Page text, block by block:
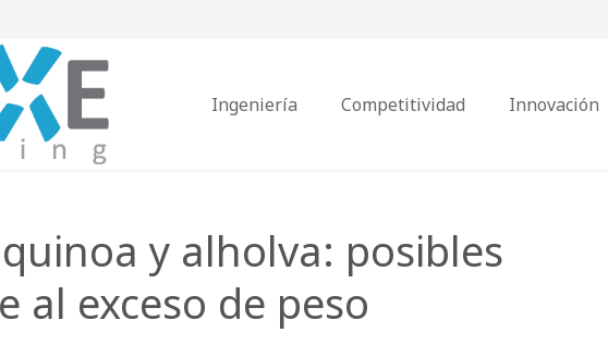
Ingeniería Competitividad Innovación
y alholva: posibles
al exceso de peso